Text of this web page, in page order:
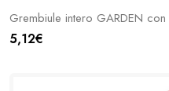
Grembiule intero GARDEN
5,12€